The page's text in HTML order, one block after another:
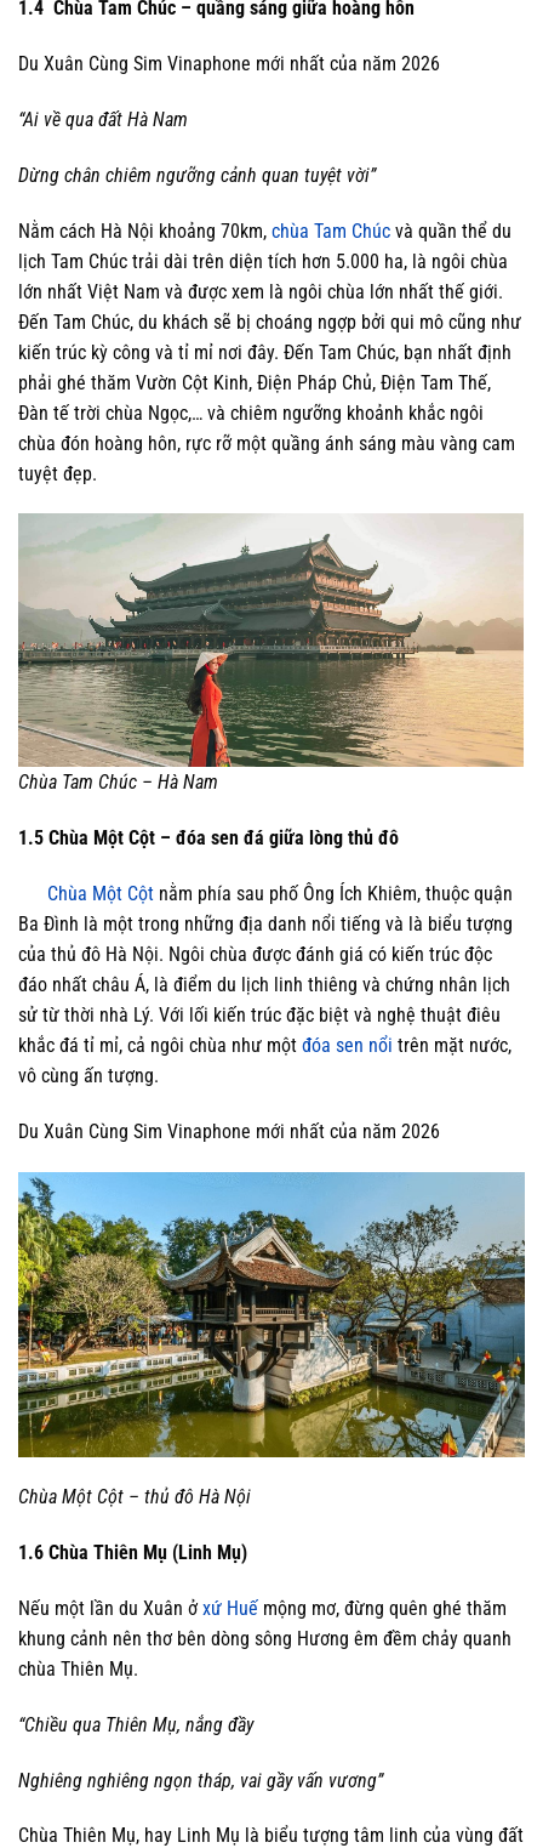
1.4 Chùa Tam Chúc – quầng sáng giữa hoàng hôn
Du Xuân Cùng Sim Vinaphone mới nhất của năm 2026
“Ai về qua đất Hà Nam
Dừng chân chiêm ngưỡng cảnh quan tuyệt vời”
Nằm cách Hà Nội khoảng 70km, chùa Tam Chúc và quần thể du
lịch Tam Chúc trải dài trên diện tích hơn 5.000 ha, là ngôi chùa
lớn nhất Việt Nam và được xem là ngôi chùa lớn nhất thế giới.
Đến Tam Chúc, du khách sẽ bị choáng ngợp bởi qui mô cũng như
kiến trúc kỳ công và tỉ mỉ nơi đây. Đến Tam Chúc, bạn nhất định
phải ghé thăm Vườn Cột Kinh, Điện Pháp Chủ, Điện Tam Thế,
Đàn tế trời chùa Ngọc,… và chiêm ngưỡng khoảnh khắc ngôi
chùa đón hoàng hôn, rực rỡ một quầng ánh sáng màu vàng cam
tuyệt đẹp.
Chùa Tam Chúc – Hà Nam
1.5 Chùa Một Cột – đóa sen đá giữa lòng thủ đô
Chùa Một Cột nằm phía sau phố Ông Ích Khiêm, thuộc quận
Ba Đình là một trong những địa danh nổi tiếng và là biểu tượng
của thủ đô Hà Nội. Ngôi chùa được đánh giá có kiến trúc độc
đáo nhất châu Á, là điểm du lịch linh thiêng và chứng nhân lịch
sử từ thời nhà Lý. Với lối kiến trúc đặc biệt và nghệ thuật điêu
khắc đá tỉ mỉ, cả ngôi chùa như một đóa sen nổi trên mặt nước,
vô cùng ấn tượng.
Du Xuân Cùng Sim Vinaphone mới nhất của năm 2026
Chùa Một Cột – thủ đô Hà Nội
1.6 Chùa Thiên Mụ (Linh Mụ)
Nếu một lần du Xuân ởxứ Huế mộng mơ, đừng quên ghé thăm
khung cảnh nên thơ bên dòng sông Hương êm đềm chảy quanh
chùa Thiên Mụ.
“Chiều qua Thiên Mụ, nắng đầy
Nghiêng nghiêng ngọn tháp, vai gầy vấn vương”
Chùa Thiên Mụ, hay Linh Mụ là biểu tượng tâm linh của vùng đất